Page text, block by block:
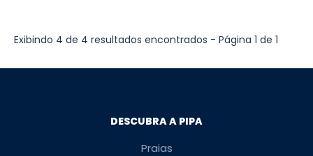
Exibindo 4 de 4 resultados encontrados - Página 1 de 1
DESCUBRA A PIPA
Praias